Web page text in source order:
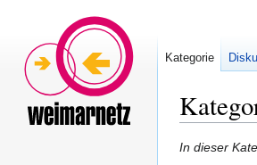
Zur
Zur
In dieser
Kategorie